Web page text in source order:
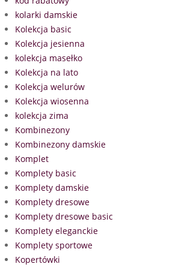
kolarki damskie
Kolekcja basic
Kolekcja jesienna
kolekcja masełko
Kolekcja na lato
Kolekcja welurów
Kolekcja wiosenna
kolekcja zima
Kombinezony
Kombinezony damskie
Komplet
Komplety basic
Komplety damskie
Komplety dresowe
Komplety dresowe basic
Komplety eleganckie
Komplety sportowe
Kopertówki